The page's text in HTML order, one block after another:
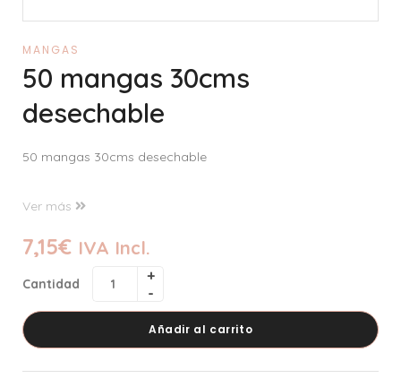
MANGAS
50 mangas 30cms
desechable
50 mangas 30cms desechable
Ver más
7,15€ IVA Incl.
Cantidad
Añadir al carrito